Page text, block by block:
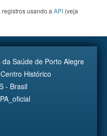
usando a API (veja
Saúde de Porto Alegre
Histórico
- Brasil